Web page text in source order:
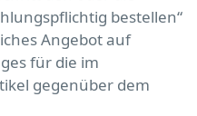
bestellen“
Angebot auf
für die im
gegenüber dem